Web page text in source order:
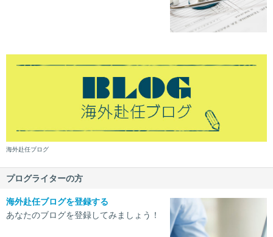
海外赴任ブログ
プログライターの方
海外赴任ブログを登録する
あなたのブログを登録してみましょう！